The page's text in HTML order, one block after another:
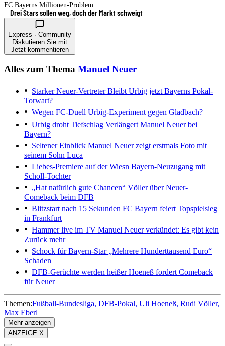
FC Bayerns Millionen-Problem
Drei Stars sollen weg, doch der Markt schweigt
Express · Community
Diskutieren Sie mit
Jetzt kommentieren
Alles zum Thema Manuel Neuer
Starker Neuer-VertreterBleibt Urbig jetzt Bayerns Pokal-
Torwart?
Wegen FC-Duell Urbig-Experiment gegen Gladbach?
Urbig droht Tiefschlag Verlängert Manuel Neuer bei
Bayern?
Seltener Einblick Manuel Neuer zeigt erstmals Foto mit
seinem Sohn Luca
Liebes-Premiere auf der Wiesn Bayern-Neuzugang mit
Scholl-Tochter
„Hat natürlich gute Chancen“ Völler über Neuer-
Comeback beim DFB
Blitzstart nach 15 Sekunden FC Bayern feiert Topspielsieg
in Frankfurt
Hammer live im TV Manuel Neuer verkündet: Es gibt kein
Zurück mehr
Schock für Bayern-Star„Mehrere Hunderttausend Euro“
Schaden
DFB-Gerüchte werden heißerHoeneß fordert Comeback
für Neuer
Themen:Fußball-Bundesliga DFB-Pokal Uli Hoeneß Rudi Völler
Max Eberl
Mehr anzeigen
ANZEIGE X